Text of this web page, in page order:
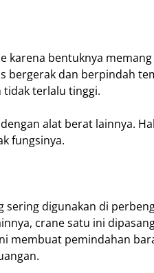
karena bentuknya
bergerak dan berpindah
tidak terlalu tinggi.
alat berat lainnya.
fungsinya.
sering digunakan di
crane satu ini
membuat pemindahan